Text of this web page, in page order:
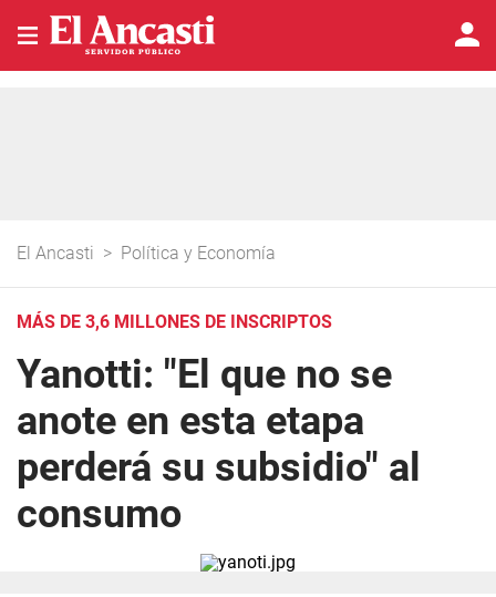
El Ancasti > Política y Economía
MÁS DE 3,6 MILLONES DE INSCRIPTOS
Yanotti: "El que no se
anote en esta etapa
perderá su subsidio" al
consumo